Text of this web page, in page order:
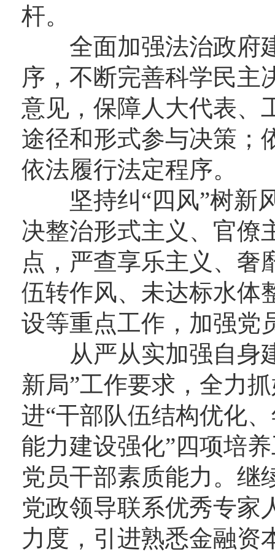
杆。
全面加强法治政府建
序，不断完善科学民主
意见，保障人大代表、
途径和形式参与决策；
依法履行法定程序。
坚持纠“四风”树新
决整治形式主义、官僚
点，严查享乐主义、奢
伍转作风、未达标水体
设等重点工作，加强党
从严从实加强自身建
新局”工作要求，全力
进“干部队伍结构优化
能力建设强化”四项培
党员干部素质能力。继
党政领导联系优秀专家
力度，引进熟悉金融资